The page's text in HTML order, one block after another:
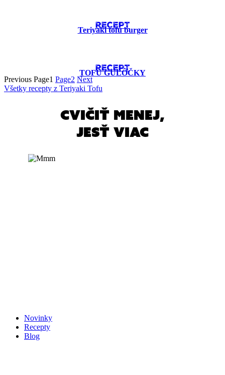
RECEPT
Teriyaki tofu burger
RECEPT
TOFU GUĽÔČKY
Previous Page1 Page2 Next
Všetky recepty z Teriyaki Tofu
cvičiť menej,
jesť viac
Novinky
Recepty
Blog